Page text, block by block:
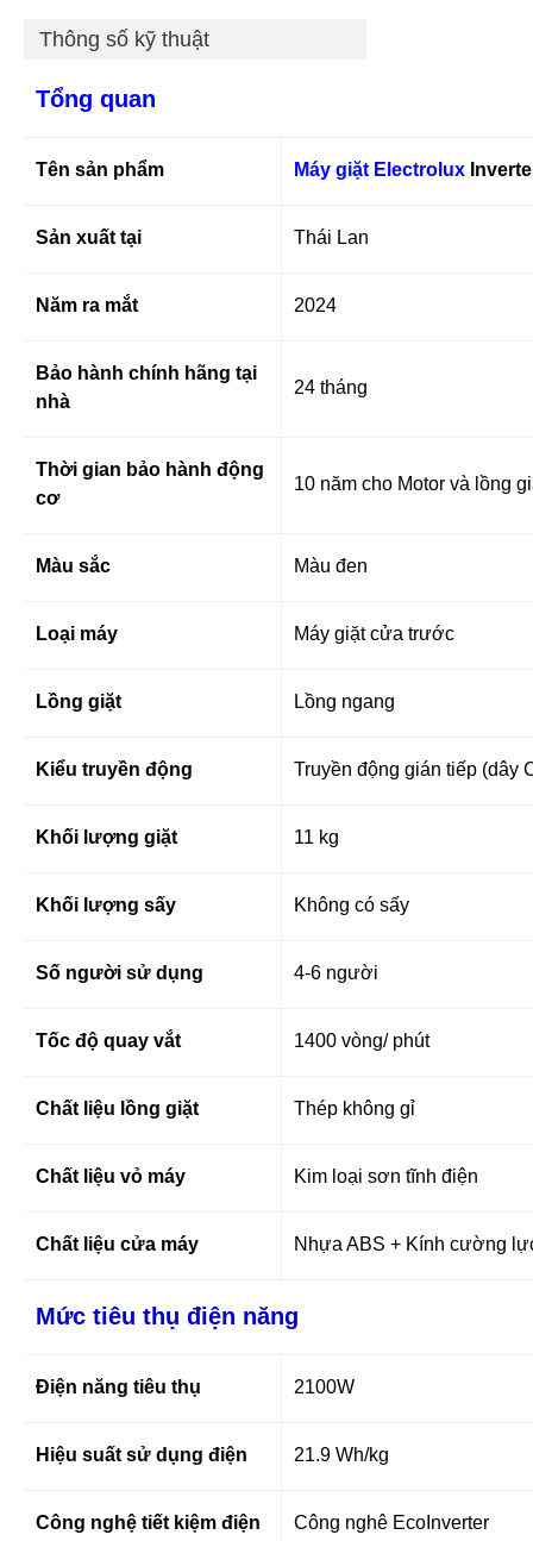
Thông số kỹ thuật
Tổng quan
Tên sản phẩm Máy giặt Electrolux
Sản xuất tại Thái Lan
Năm ra mắt 2024
Bảo hành chính hãng tại
nhà
24 tháng
Thời gian bảo hành động
cơ
10 năm cho Motor và lồng
Màu sắc Màu đen
Loại máy Máy giặt cửa trước
Lồng giặt Lồng ngang
Kiểu truyền động Truyền động gián tiếp (dây
Khối lượng giặt 11 kg
Khối lượng sấy Không có sấy
Số người sử dụng 4-6 người
Tốc độ quay vắt 1400 vòng/ phút
Chất liệu lồng giặt Thép không gỉ
Chất liệu vỏ máy Kim loại sơn tĩnh điện
Chất liệu cửa máy Nhựa ABS + Kính cường
Mức tiêu thụ điện năng
Điện năng tiêu thụ 2100W
Hiệu suất sử dụng điện 21.9 Wh/kg
Công nghệ tiết kiệm điện Công nghê EcoInverter